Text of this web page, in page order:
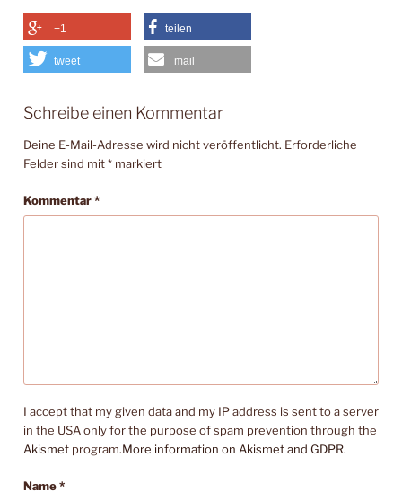
+1 teilen
tweet mail
Schreibe einen Kommentar
Deine E-Mail-Adresse wird nicht veröffentlicht. Erforderliche
Felder sind mit* markiert
Kommentar*
I accept that my given data and my IP address is sent to a server
in the USA only for the purpose of spam prevention through the
Akismet program.More information on Akismet and GDPR.
Name*